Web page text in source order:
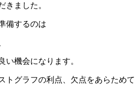
きました。
備するのは
い機会になります。
トグラフの利点、欠点をあらためて